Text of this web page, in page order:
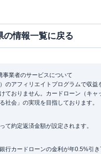
の情報一覧に戻る
業者のサービスについて
のアフィリエイトプログラムで収
ておりません。カードローン（キ
社会」の実現を目指しております。
約定返済金額が設定されます。
カードローンの金利が年0.5%引